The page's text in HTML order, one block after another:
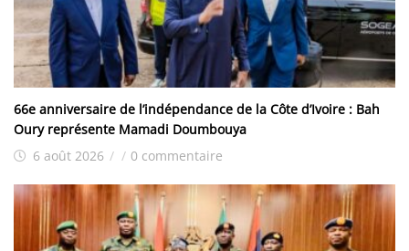
66e anniversaire de l’indépendance de la Côte d’Ivoire : Bah
Oury représente Mamadi Doumbouya
6 août 2026 / / 0 commentaire